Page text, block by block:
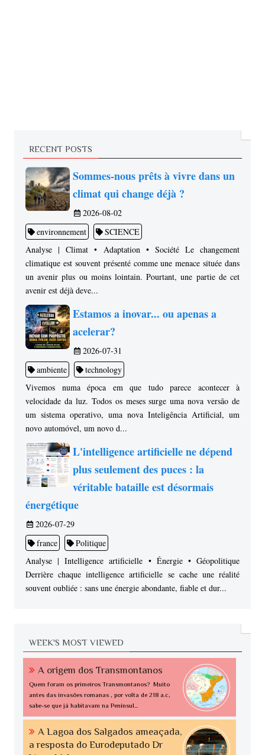
RECENT POSTS
Sommes-nous prêts à vivre dans un
climat qui change déjà ?
2026-08-02
environnement
SCIENCE
Analyse | Climat • Adaptation • Société Le changement
climatique est souvent présenté comme une menace située dans
un avenir plus ou moins lointain. Pourtant, une partie de cet
avenir est déjà deve...
Estamos a inovar... ou apenas a
acelerar?
2026-07-31
ambiente
technology
Vivemos numa época em que tudo parece acontecer à
velocidade da luz. Todos os meses surge uma nova versão de
um sistema operativo, uma nova Inteligência Artificial, um
novo automóvel, um novo d...
L'intelligence artificielle ne dépend
plus seulement des puces : la
véritable bataille est désormais
énergétique
2026-07-29
france
Politique
Analyse | Intelligence artificielle • Énergie • Géopolitique
Derrière chaque intelligence artificielle se cache une réalité
souvent oubliée : sans une énergie abondante, fiable et dur...
WEEK'S MOST VIEWED
A origem dos Transmontanos
Quem foram os primeiros Transmontanos? Muito
antes das invasões romanas , por volta de 218 a.c,
sabe-se que já habitavam na Penínsul...
A Lagoa dos Salgados ameaçada,
a resposta do Eurodeputado Dr